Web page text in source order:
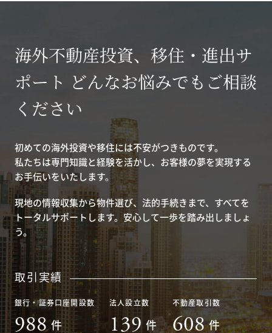
海外不動産投資、移住・進出サ
ポート どんなお悩みでもご相談
ください
初めての海外投資や移住には不安がつきものです。
私たちは専門知識と経験を活かし、お客様の夢を実現する
お手伝いをいたします。
現地の情報収集から物件選び、法的手続きまで、すべてを
トータルサポートします。安心して一歩を踏み出しましょ
う。
取引実績
銀行・証券口座開設数
988 件
法人設立数
139 件
不動産取引数
608 件